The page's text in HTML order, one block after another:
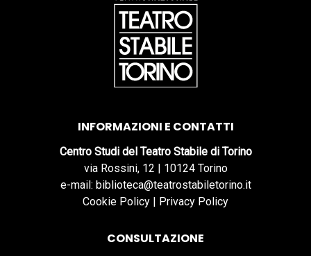
INFORMAZIONI E CONTATTI
Centro Studi del Teatro Stabile di Torino
via Rossini, 12 | 10124 Torino
e-mail: biblioteca@teatrostabiletorino.it
Cookie Policy | Privacy Policy
CONSULTAZIONE